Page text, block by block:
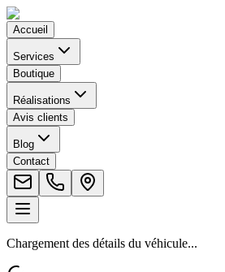
Accueil
Services
Boutique
Réalisations
Avis clients
Blog
Contact
Chargement des détails du véhicule...